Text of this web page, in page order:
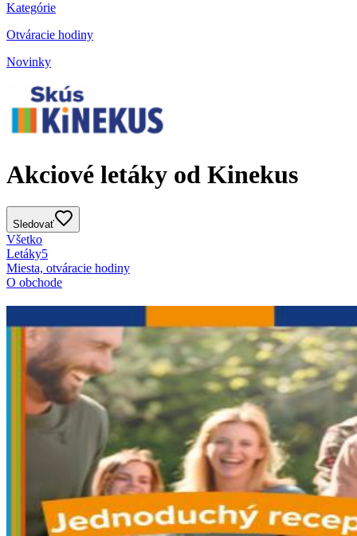
Kategórie
Otváracie hodiny
Novinky
Akciové letáky od Kinekus
Sledovať
Všetko
Letáky5
Miesta, otváracie hodiny
O obchode